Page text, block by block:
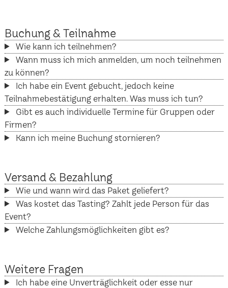
Buchung & Teilnahme
Wie kann ich teilnehmen?
Wann muss ich mich anmelden, um noch teilnehmen
zu können?
Ich habe ein Event gebucht, jedoch keine
Teilnahmebestätigung erhalten. Was muss ich tun?
Gibt es auch individuelle Termine für Gruppen oder
Firmen?
Kann ich meine Buchung stornieren?
Versand & Bezahlung
Wie und wann wird das Paket geliefert?
Was kostet das Tasting? Zahlt jede Person für das
Event?
Welche Zahlungsmöglichkeiten gibt es?
Weitere Fragen
Ich habe eine Unverträglichkeit oder esse nur